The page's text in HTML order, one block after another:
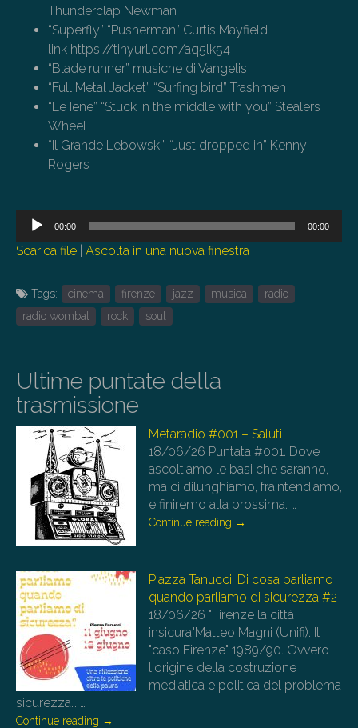
Thunderclap Newman
“Superfly” “Pusherman” Curtis Mayfield
link https://tinyurl.com/aq5lk54
“Blade runner” musiche di Vangelis
“Full Metal Jacket” “Surfing bird” Trashmen
“Le Iene” “Stuck in the middle with you” Stealers
Wheel
“Il Grande Lebowski” “Just dropped in” Kenny
Rogers
Audio
00:00 00:00
Scarica file Ascolta in una nuova finestra
Tags: cinema firenze jazz musica
radio
radio wombat
rock soul
Ultime puntate della
trasmissione
Metaradio #001 – Saluti
18/06/26 Puntata #001. Dove
ascoltiamo le basi che saranno,
ma ci dilunghiamo, fraintendiamo,
e finiremo alla prossima. …
Continue reading →
Piazza Tanucci. Di cosa parliamo
quando parliamo di sicurezza #2
18/06/26 "Firenze la città
insicura"Matteo Magni (Unifi). Il
"caso Firenze" 1989/90. Ovvero
l'origine della costruzione
mediatica e politica del problema
sicurezza… …
Continue reading →